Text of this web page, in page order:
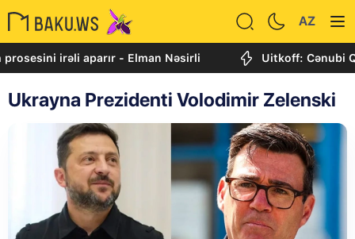
AZ
aparır - Elman Nəsirli Uitkoff: Cənubi Qafqaz
Ukrayna Prezidenti Volodimir Zelenski